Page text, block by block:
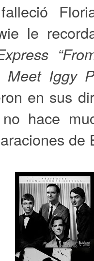
le
Meet Iggy
en sus
hace
de